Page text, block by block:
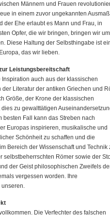
Männern und Frauen
in einem zuvor ungekannten
der Ehe erlaubt es Mann und Frau, in
Opfer, die wir bringen, bringen wir um
Diese Haltung der Selbsthingabe ist
das wir lieben.
Leistungsbereitschaft
auch aus der klassischen
Literatur der antiken Griechen und
Größe, der Krone der klassischen
zu gewalttätigen
besten Fall kann das Streben nach
Europas inspirieren, musikalische und
Schönheit zu schaffen und die
Bereich der Wissenschaft und Technik
selbstbeherrschten Römer sowie der
der Geist philosophischen Zweifels
vergessen worden. Ihre
unseren.
Die Verfechter des falschen